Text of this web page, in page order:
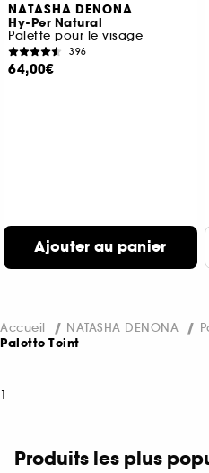
NATASHA DENONA
Hy-Per Natural
Palette pour le visage
396
64,00€
Ajouter au panier
Accueil NATASHA DENONA
Palette Teint
1
Produits les plus